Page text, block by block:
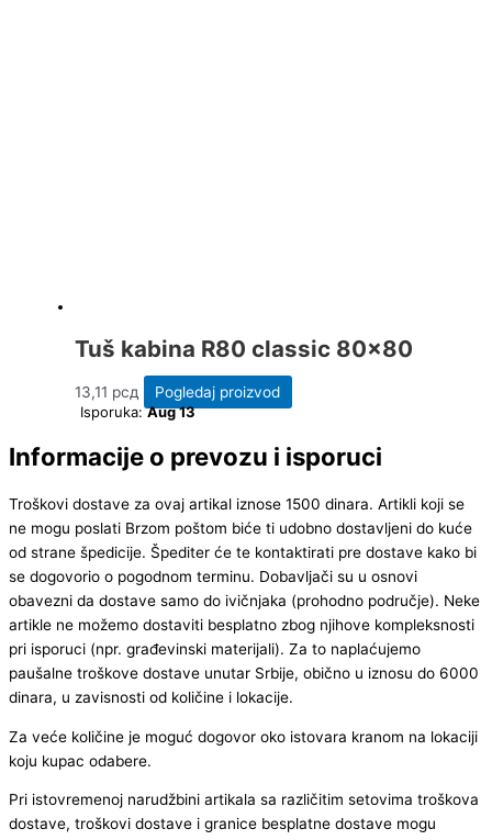
Tuš kabina R80 classic 80×80
13,11 рсд
Pogledaj proizvod
Isporuka:Aug 13
Informacije o prevozu i isporuci
Troškovi dostave za ovaj artikal iznose 1500 dinara. Artikli koji se
ne mogu poslati Brzom poštom biće ti udobno dostavljeni do kuće
od strane špedicije. Špediter će te kontaktirati pre dostave kako bi
se dogovorio o pogodnom terminu. Dobavljači su u osnovi
obavezni da dostave samo do ivičnjaka (prohodno područje). Neke
artikle ne možemo dostaviti besplatno zbog njihove kompleksnosti
pri isporuci (npr. građevinski materijali). Za to naplaćujemo
paušalne troškove dostave unutar Srbije, obično u iznosu do 6000
dinara, u zavisnosti od količine i lokacije.
Za veće količine je moguć dogovor oko istovara kranom na lokaciji
koju kupac odabere.
Pri istovremenoj narudžbini artikala sa različitim setovima troškova
dostave, troškovi dostave i granice besplatne dostave mogu